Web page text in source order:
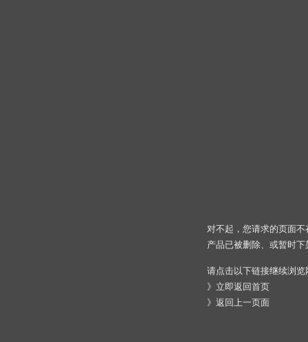
对不起，您请求的页面
产品已被删除、或暂时下
请点击以下链接继续浏览
》 立即返回首页
》 返回上一页面